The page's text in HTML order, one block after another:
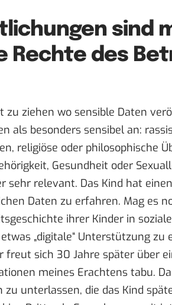
sind
Rechte des
zu ziehen wo sensible Daten
als besonders sensibel an:
religiöse oder philosophische
Gesundheit oder
sehr relevant. Das Kind hat
Daten zu erfahren. Mag es
ihrer Kinder in
„digitale“ Unterstützung zu
freut sich 30 Jahre später über
meines Erachtens tabu.
unterlassen, die das Kind